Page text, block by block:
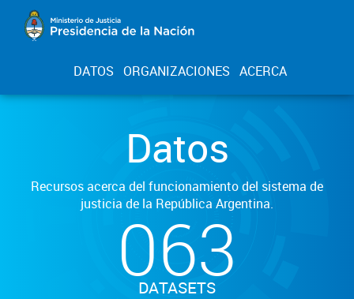
DATOS ORGANIZACIONES ACERCA
Datos
Recursos acerca del funcionamiento del sistema de
justicia de la República Argentina.
063
DATASETS